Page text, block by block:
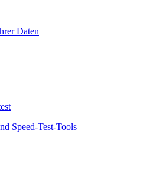
Daten
Speed-Test-Tools